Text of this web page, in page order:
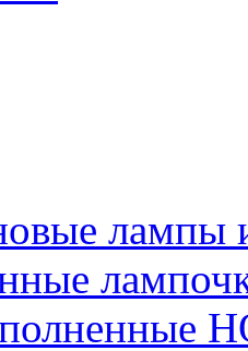
лампы